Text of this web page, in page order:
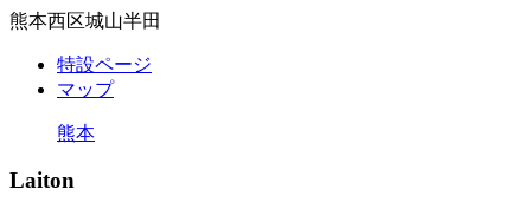
熊本西区城山半田
特設ページ
マップ
熊本
Laiton